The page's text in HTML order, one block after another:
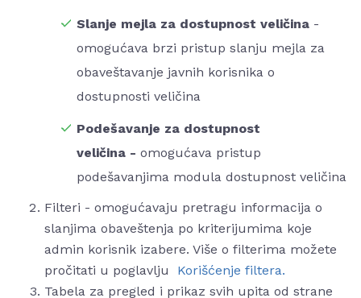
Slanje mejla za dostupnost veličina -
omogućava brzi pristup slanju mejla za
obaveštavanje javnih korisnika o
dostupnosti veličina
Podešavanje za dostupnost
veličina - omogućava pristup
podešavanjima modula dostupnost veličina
Filteri - omogućavaju pretragu informacija o
slanjima obaveštenja po kriterijumima koje
admin korisnik izabere. Više o filterima možete
pročitati u poglavlju Korišćenje filtera.
Tabela za pregled i prikaz svih upita od strane